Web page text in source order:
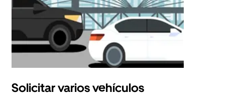
Solicitar varios vehículos